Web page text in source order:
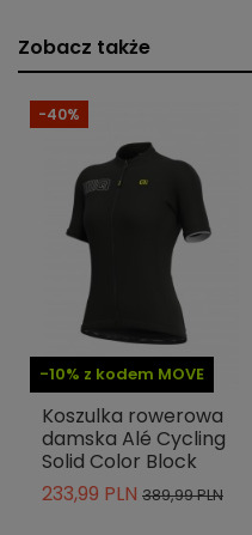
Zobacz także
-10% z kodem MOVE
-40%
Koszulka rowerowa
damska Alé Cycling
Solid Color Block
233,99 PLN 389,99 PLN